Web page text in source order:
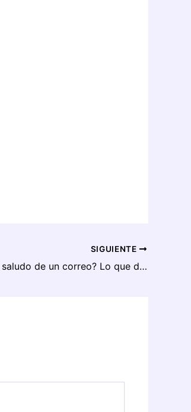
SIGUIENTE
¿Coma o dos puntos tras el saludo de un correo? Lo que dice la RAE